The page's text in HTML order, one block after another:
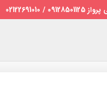
02122691010